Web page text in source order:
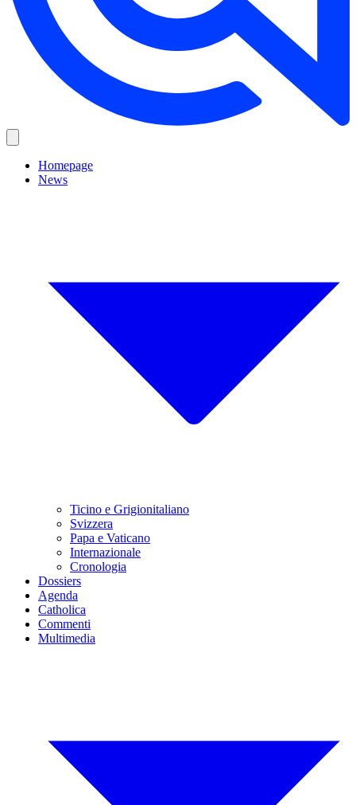
Homepage
News
Ticino e Grigionitaliano
Svizzera
Papa e Vaticano
Internazionale
Cronologia
Dossiers
Agenda
Catholica
Commenti
Multimedia